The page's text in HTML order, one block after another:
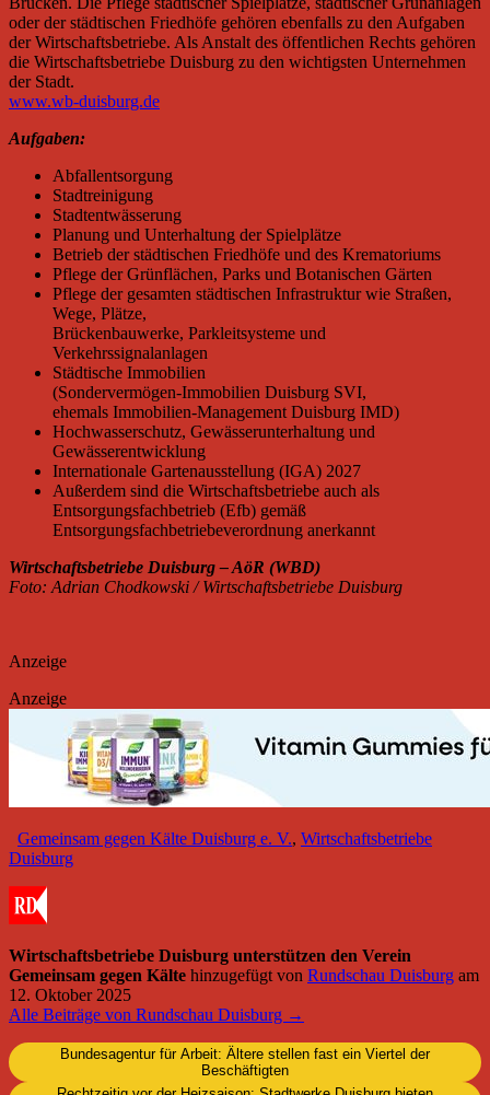
oder der städtischen Friedhöfe gehören ebenfalls zu den Aufgaben
der Wirtschaftsbetriebe. Als Anstalt des öffentlichen Rechts gehören
die Wirtschaftsbetriebe Duisburg zu den wichtigsten Unternehmen
der Stadt.
www.wb-duisburg.de
Aufgaben:
Abfallentsorgung
Stadtreinigung
Stadtentwässerung
Planung und Unterhaltung der Spielplätze
Betrieb der städtischen Friedhöfe und des Krematoriums
Pflege der Grünflächen, Parks und Botanischen Gärten
Pflege der gesamten städtischen Infrastruktur wie Straßen,
Wege, Plätze,
Brückenbauwerke, Parkleitsysteme und
Verkehrssignalanlagen
Städtische Immobilien
(Sondervermögen-Immobilien Duisburg SVI,
ehemals Immobilien-Management Duisburg IMD)
Hochwasserschutz, Gewässerunterhaltung und
Gewässerentwicklung
Internationale Gartenausstellung (IGA) 2027
Außerdem sind die Wirtschaftsbetriebe auch als
Entsorgungsfachbetrieb (Efb) gemäß
Entsorgungsfachbetriebeverordnung anerkannt
Wirtschaftsbetriebe Duisburg – AöR (WBD)
Foto: Adrian Chodkowski / Wirtschaftsbetriebe Duisburg
Anzeige
Anzeige
Gemeinsam gegen Kälte Duisburg e. V., Wirtschaftsbetriebe
Duisburg
Wirtschaftsbetriebe Duisburg unterstützen den Verein
Gemeinsam gegen Kälte hinzugefügt von Rundschau Duisburg am
12. Oktober 2025
Alle Beiträge von Rundschau Duisburg →
Bundesagentur für Arbeit: Ältere stellen fast ein Viertel der
Beschäftigten